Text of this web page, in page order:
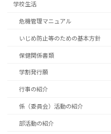
学校生活
危機管理マニュアル
いじめ防止等のための基本方針
保健関係書類
学割発行願
行事の紹介
係（委員会）活動の紹介
部活動の紹介